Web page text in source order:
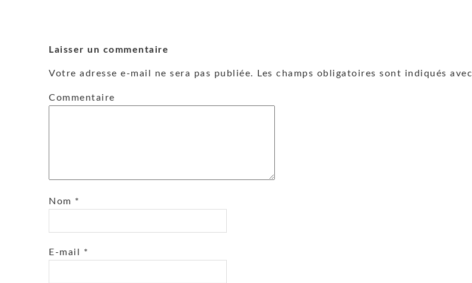
Laisser un commentaire
Votre adresse e-mail ne sera pas publiée. Les champs obligatoires sont indiqués avec
Commentaire
Nom *
E-mail *